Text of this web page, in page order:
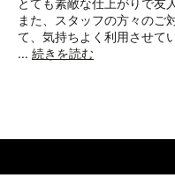
とても素敵な仕上がりで友
また、スタッフの方々のご
て、気持ちよく利用させて
... 続きを読む